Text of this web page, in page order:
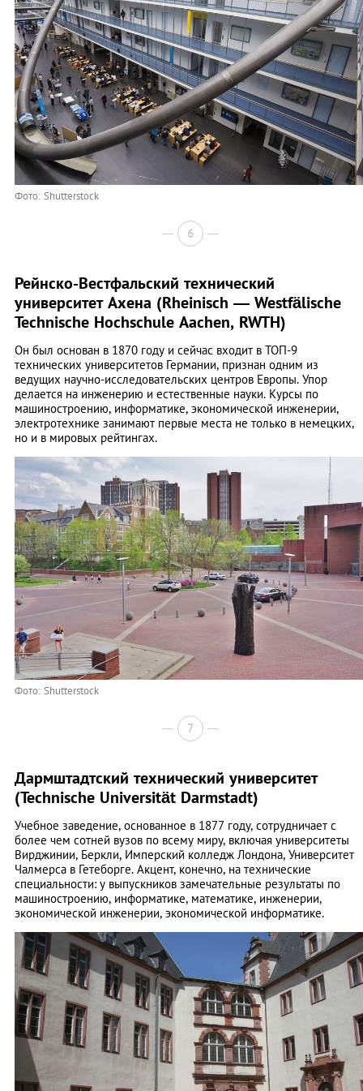
Фото: Shutterstock
6
Рейнско-Вестфальский технический
университет Ахена (Rheinisch ― Westfälische
Technische Hochschule Aachen, RWTH)
Он был основан в 1870 году и сейчас входит в ТОП-9
технических университетов Германии, признан одним из
ведущих научно-исследовательских центров Европы. Упор
делается на инженерию и естественные науки. Курсы по
машиностроению, информатике, экономической инженерии,
электротехнике занимают первые места не только в немецких,
но и в мировых рейтингах.
Фото: Shutterstock
7
Дармштадтский технический университет
(Technische Universität Darmstadt)
Учебное заведение, основанное в 1877 году, сотрудничает с
более чем сотней вузов по всему миру, включая университеты
Вирджинии, Беркли, Имперский колледж Лондона, Университет
Чалмерса в Гетеборге. Акцент, конечно, на технические
специальности: у выпускников замечательные результаты по
машиностроению, информатике, математике, инженерии,
экономической инженерии, экономической информатике.